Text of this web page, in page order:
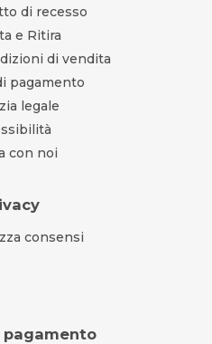
di recesso
e Ritira
di vendita
pagamento
legale
con noi
consensi